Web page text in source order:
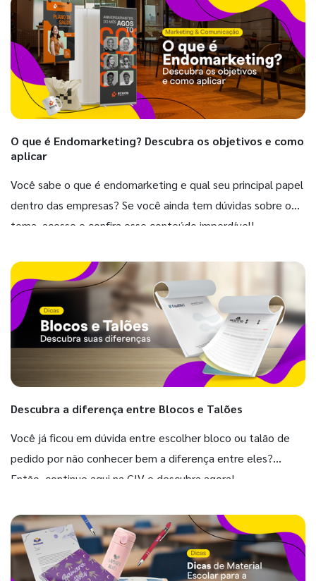
O que é Endomarketing? Descubra os objetivos e como
aplicar
Você sabe o que é endomarketing e qual seu principal papel
dentro das empresas? Se você ainda tem dúvidas sobre o
tema, acesse e confira esse conteúdo imperdível!
Descubra a diferença entre Blocos e Talões
Você já ficou em dúvida entre escolher bloco ou talão de
pedido por não conhecer bem a diferença entre eles?
Então, continue aqui na GIV e descubra agora!